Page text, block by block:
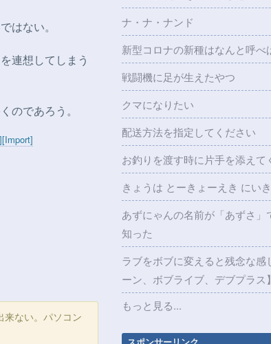
はない。
連想してしまう
のであろう。
ない。パソコン
ナ・ナ・ナンド
新型コロナの新種はなんと呼べ
戦闘機に足が生えたやつ
クマになりたい
配送方法を指定してください
お釣りを渡す時に片手を添えて
きょうは とーきょーえき にい
あずにゃんの名前が「あずさ」
知った
ラブをボブに変えると残念な感
ーン、ボブライブ、デブプラス】
もっと見る...